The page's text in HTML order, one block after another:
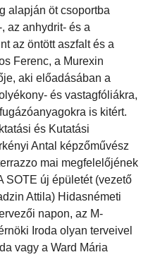
alapján öt csoportba
az anhydrit- és a
az öntött aszfalt és a
Ferenc, a Murexin
aki előadásában a
és vastagfóliákra,
is kitért.
és Kutatási
Antal képzőművész
mai megfelelőjének
SOTE új épületét (vezető
Attila) Hidasnémeti
napon, az M-
Iroda olyan terveivel
vagy a Ward Mária